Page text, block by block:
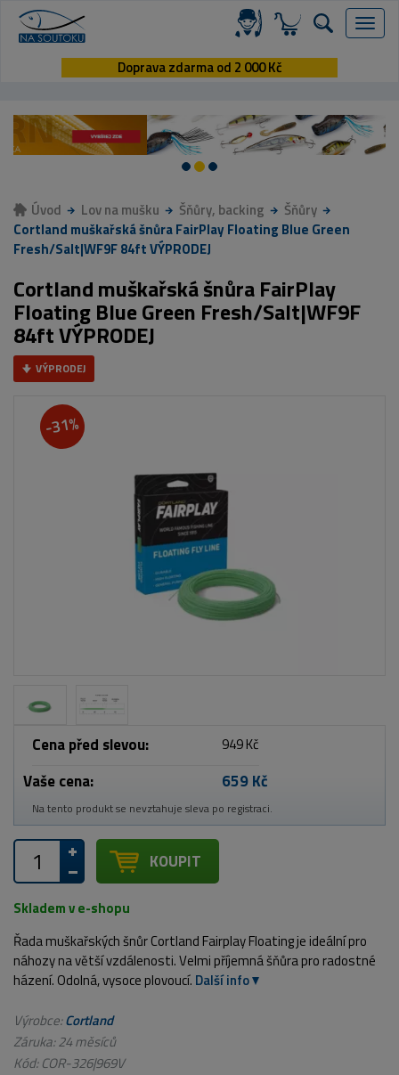
Menu
Doprava zdarma od 2 000 Kč
Úvod Lov na mušku Šňůry, backing
Šňůry
Cortland muškařská šnůra FairPlay Floating Blue Green
Fresh/Salt|WF9F 84ft VÝPRODEJ
Cortland muškařská šnůra FairPlay
Floating Blue Green Fresh/Salt|WF9F
84ft VÝPRODEJ
VÝPRODEJ
-31%
Cena před slevou: 949 Kč
Vaše cena: 659 Kč
Na tento produkt se nevztahuje sleva po registraci.
KOUPIT
Skladem v e-shopu
Řada muškařských šnůr Cortland Fairplay Floating je ideální pro
náhozy na větší vzdálenosti. Velmi příjemná šňůra pro radostné
házení. Odolná, vysoce plovoucí. Další info
Výrobce:Cortland
Záruka: 24 měsíců
Kód:COR-326|969V